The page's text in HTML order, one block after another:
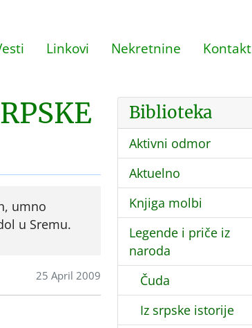
Linkovi Nekretnine Kontakt
umno
u Sremu.
25 April 2009
Biblioteka
Aktivni odmor
Aktuelno
Knjiga molbi
Legende i priče iz
naroda
Čuda
Iz srpske istorije